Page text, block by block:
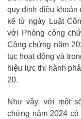
quy định điều khoản
kể từ ngày Luật
với Phòng công
Công chứng năm
tục hoạt động và
hiệu lực thi hành
20.
Như vậy, với một
chứng năm 2024